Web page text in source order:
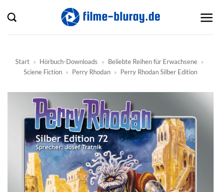
Inhalt
springen
Start » Hörbuch-Downloads » Beliebte Reihen für Erwachsene »
Sciene Fiction » Perry Rhodan » Perry Rhodan Silber Edition